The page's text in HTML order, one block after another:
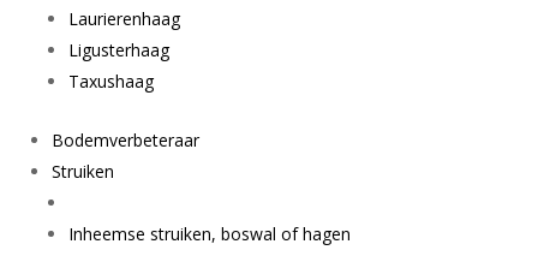
Laurierenhaag
Ligusterhaag
Taxushaag
Bodemverbeteraar
Struiken
Inheemse struiken, boswal of hagen